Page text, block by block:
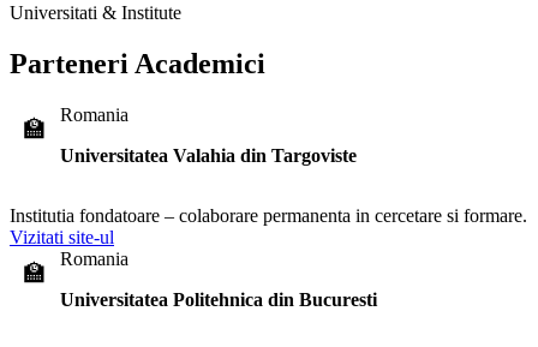
Universitati & Institute
Parteneri Academici
🏫
Romania
Universitatea Valahia din Targoviste
Institutia fondatoare – colaborare permanenta in cercetare si formare.
Vizitati site-ul
🏫
Romania
Universitatea Politehnica din Bucuresti